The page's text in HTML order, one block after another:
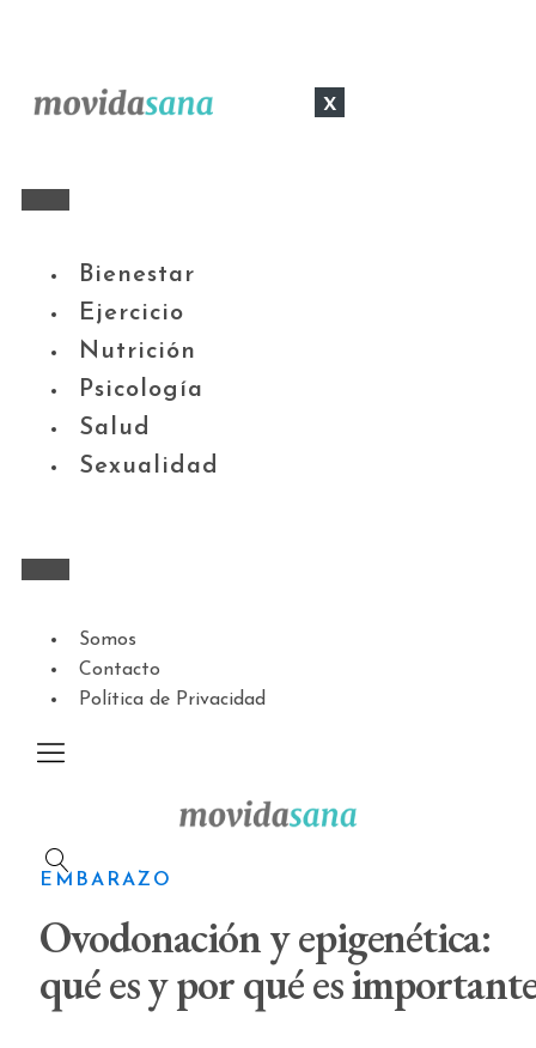
x
Bienestar
Ejercicio
Nutrición
Psicología
Salud
Sexualidad
Somos
Contacto
Política de Privacidad
EMBARAZO
Ovodonación y epigenética:
qué es y por qué es